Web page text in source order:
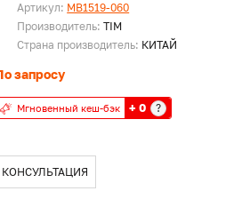
Артикул: MB1519-060
Производитель:TIM
Страна производитель: КИТАЙ
запросу
Мгновенный кеш-бэк + 0 ?
КОНСУЛЬТАЦИЯ